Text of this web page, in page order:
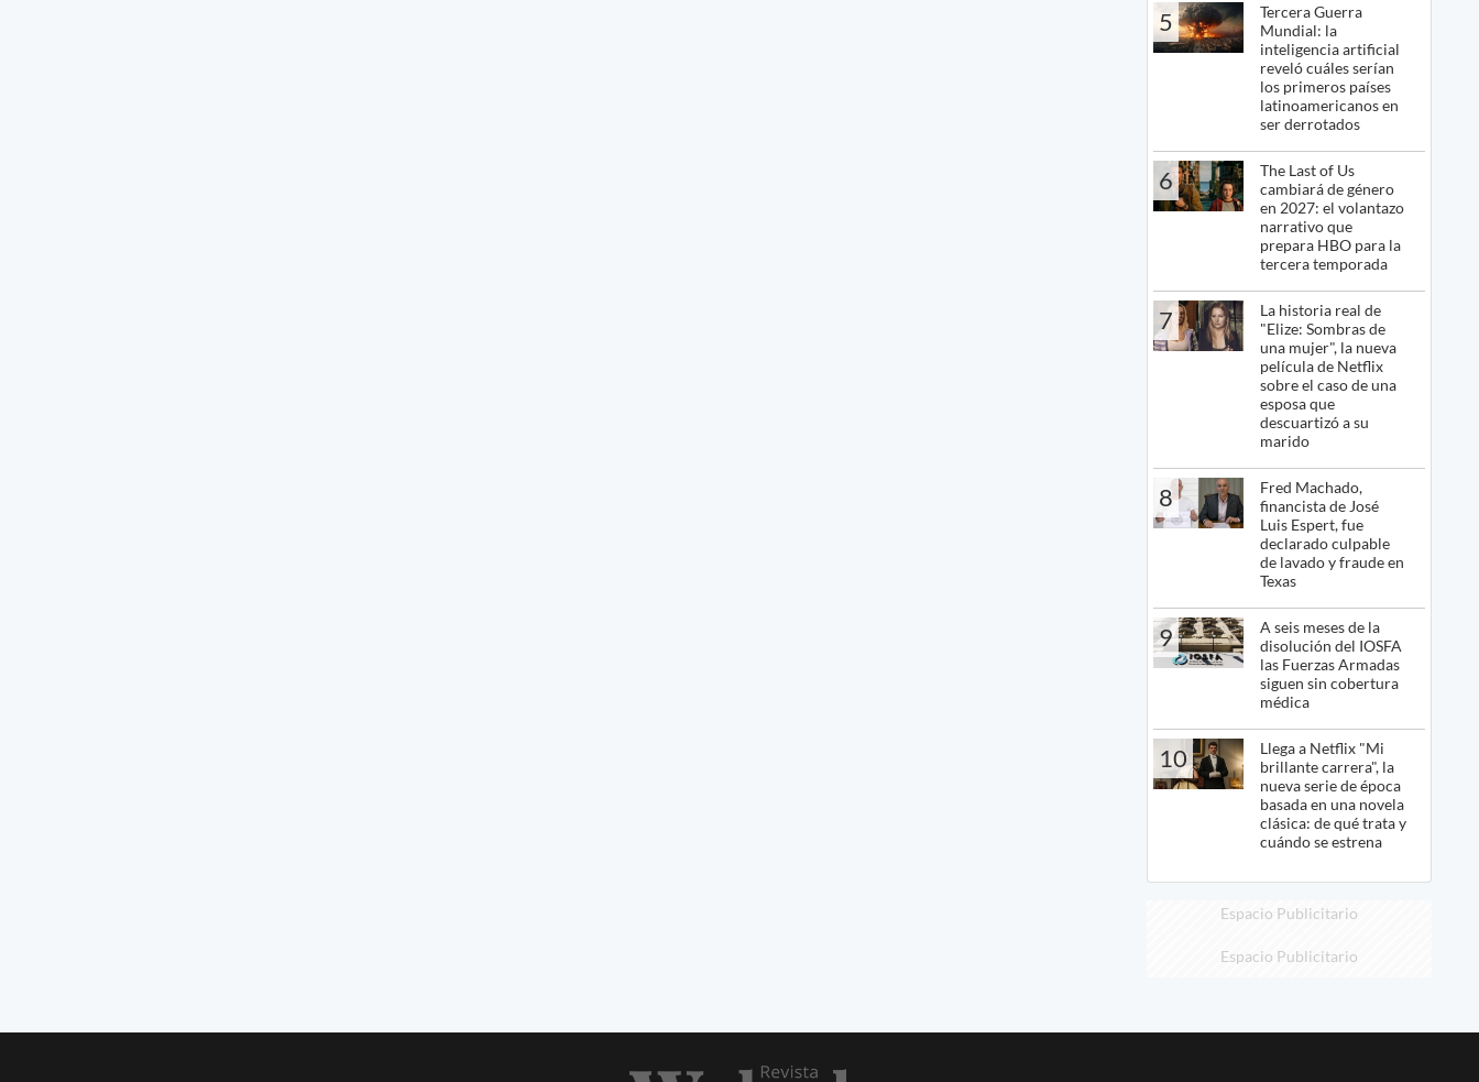
5
Tercera Guerra
Mundial: la
inteligencia artificial
reveló cuáles serían
los primeros países
latinoamericanos en
ser derrotados
6
The Last of Us
cambiará de género
en 2027: el volantazo
narrativo que
prepara HBO para la
tercera temporada
7
La historia real de
"Elize: Sombras de
una mujer", la nueva
película de Netflix
sobre el caso de una
esposa que
descuartizó a su
marido
8
Fred Machado,
financista de José
Luis Espert, fue
declarado culpable
de lavado y fraude en
Texas
9
A seis meses de la
disolución del IOSFA
las Fuerzas Armadas
siguen sin cobertura
médica
10
Llega a Netflix "Mi
brillante carrera", la
nueva serie de época
basada en una novela
clásica: de qué trata y
cuándo se estrena
Espacio Publicitario
Espacio Publicitario